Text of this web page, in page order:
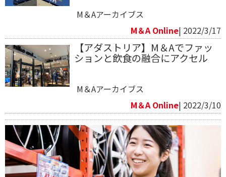
M＆Aアーカイブス
M＆A Online| 2022/3/17
【アダストリア】M＆Aでファッ
ションと飲食の融合にアクセル
M＆Aアーカイブス
M＆A Online| 2022/3/10